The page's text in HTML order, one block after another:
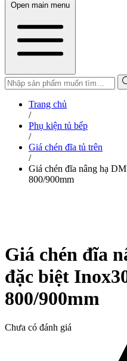
Open main menu
Trang chủ
/
Phụ kiện tủ bếp
/
Giá chén đĩa tủ trên
/
Giá chén đĩa nâng hạ
800/900mm
Giá chén đĩa
đặc biệt
800/900mm
Chưa có đánh giá